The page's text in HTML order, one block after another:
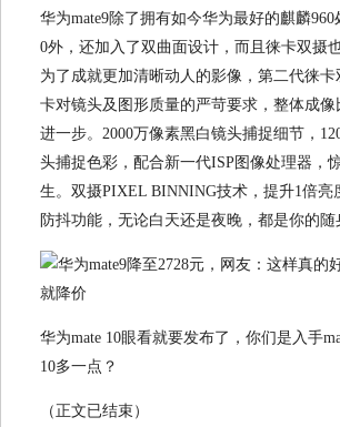
华为mate9除了拥有如今华为最好的麒麟960
0外，还加入了双曲面设计，而且徕卡双摄
为了成就更加清晰动人的影像，第二代徕
卡对镜头及图形质量的严苛要求，整体成像
进一步。2000万像素黑白镜头捕捉细节，
头捕捉色彩，配合新一代ISP图像处理器，
生。双摄PIXEL BINNING技术，提升1倍亮
防抖功能，无论白天还是夜晚，都是你的随
华为mate 10眼看就要发布了，你们是入手
10多一点？
（正文已结束）